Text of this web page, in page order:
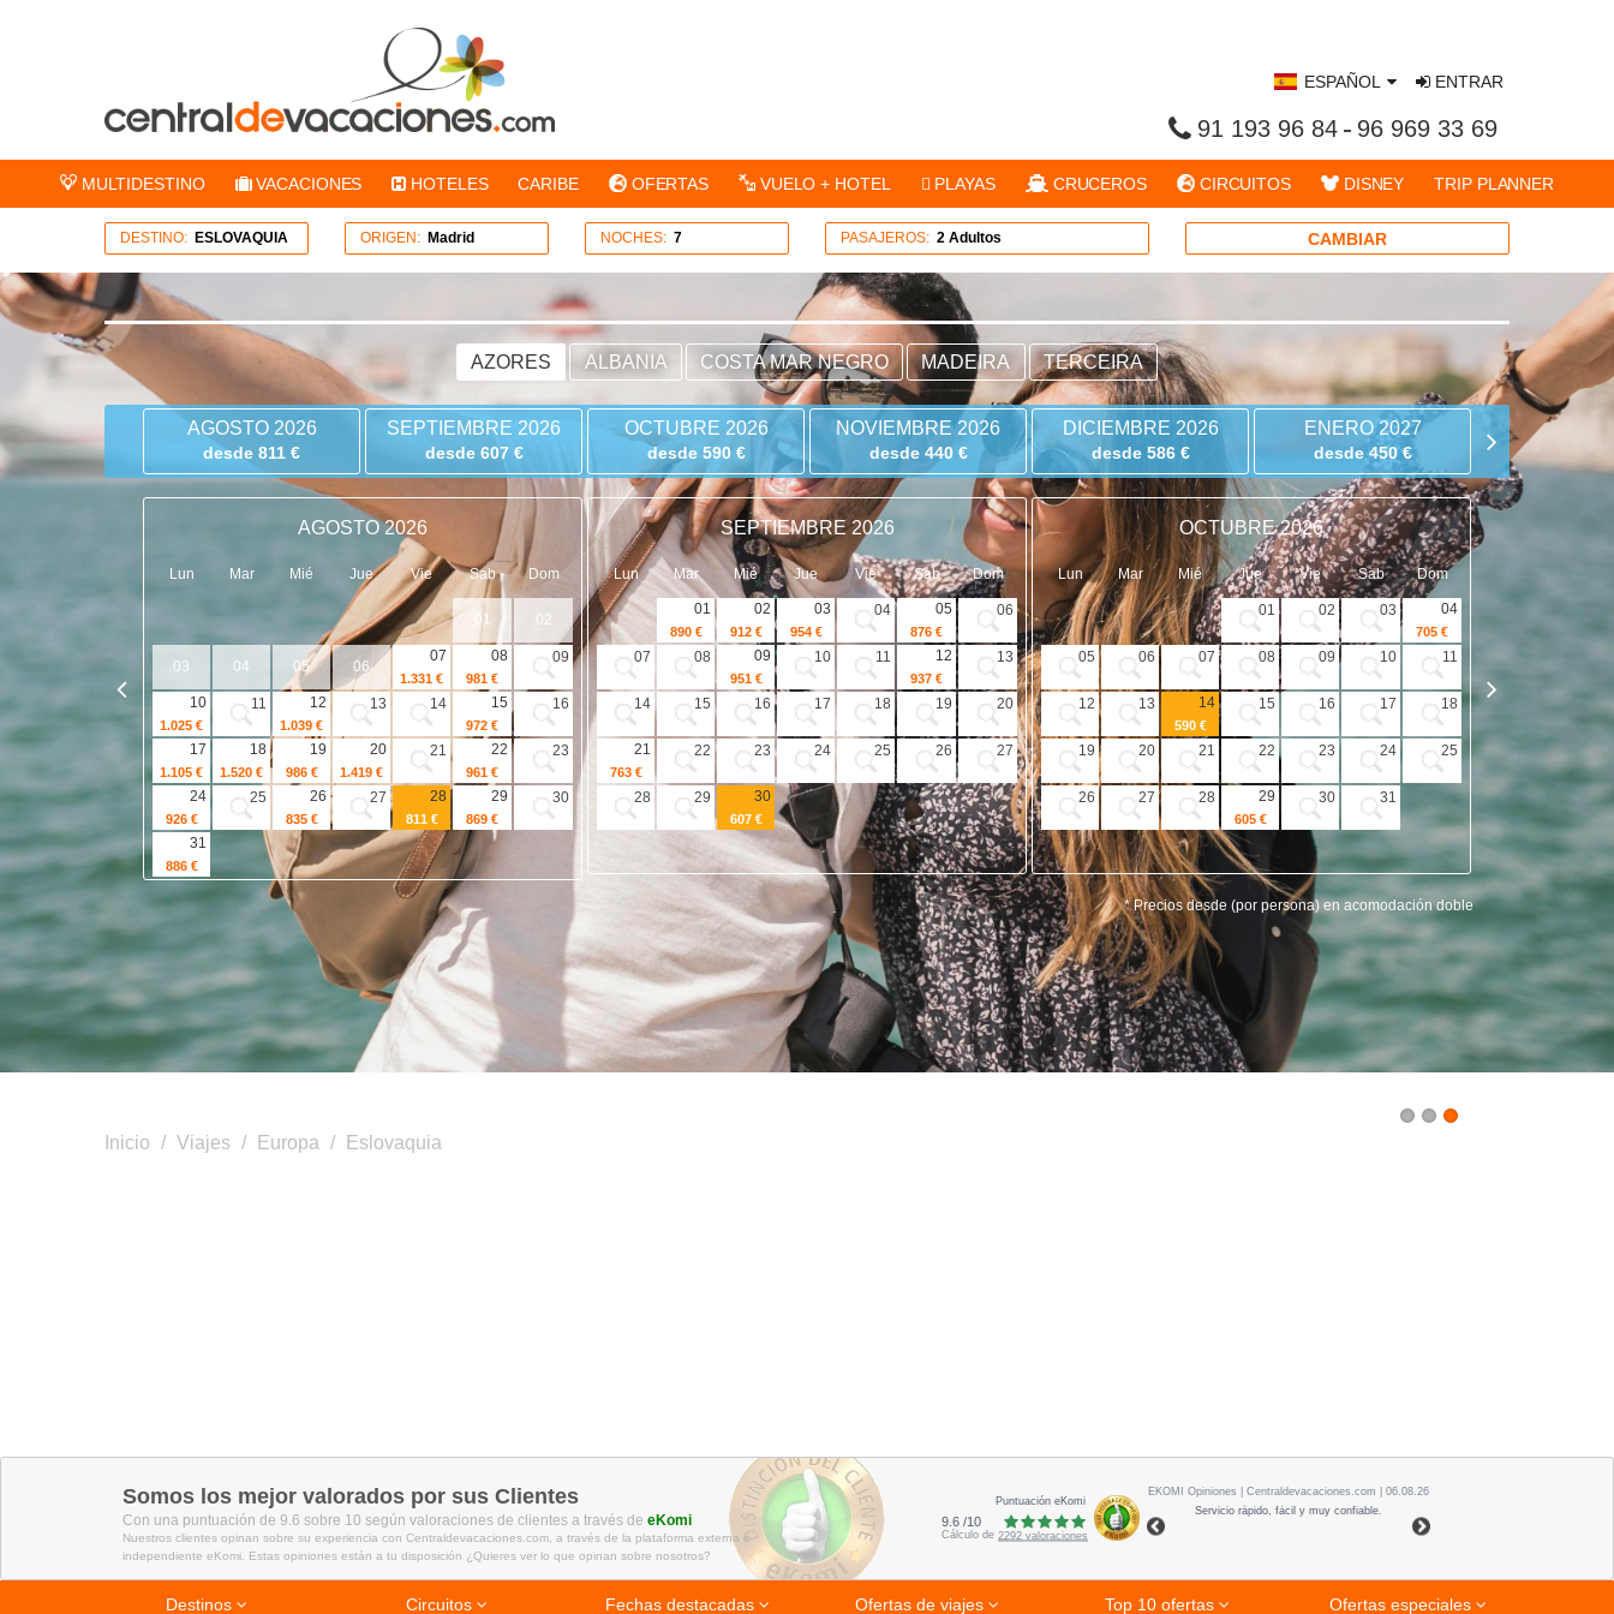
ESPAÑOL
91 193 96 84 96 969 33 69
ENTRAR
MULTIDESTINO VACACIONES HOTELES CARIBE OFERTAS VUELO + HOTEL PLAYAS CRUCEROS CIRCUITOS DISNEY TRIP PLANNER
1 2 3
DESTINO: ESLOVAQUIA ORIGEN: Madrid NOCHES: 7 PASAJEROS: 2 Adultos CAMBIAR
AZORES ALBANIA COSTA MAR NEGRO MADEIRA TERCEIRA
AGOSTO 2026
desde 811 €
SEPTIEMBRE 2026
desde 607 €
OCTUBRE 2026
desde 590 €
NOVIEMBRE 2026
desde 440 €
DICIEMBRE 2026
desde 586 €
ENERO 2027
desde 450 €
AGOSTO 2026
Lun Mar Mié Jue Vie Sab Dom
01 02
03 04 05 06
07
1.331 €
08
981 €
09
10
1.025 €
11 12
1.039 €
13 14 15
972 €
16
17
1.105 €
18
1.520 €
19
986 €
20
1.419 €
21 22
961 €
23
24
926 €
25 26
835 €
27 28
811 €
29
869 €
30
31
886 €
SEPTIEMBRE 2026
Lun Mar Mié Jue Vie Sab Dom
01
890 €
02
912 €
03
954 €
04 05
876 €
06
07 08 09
951 €
10 11 12
937 €
13
14 15 16 17 18 19 20
21
763 €
22 23 24 25 26 27
28 29 30
607 €
OCTUBRE 2026
Lun Mar Mié Jue Vie Sab Dom
01 02 03 04
705 €
05 06 07 08 09 10 11
12 13 14
590 €
15 16 17 18
19 20 21 22 23 24 25
26 27 28 29
605 €
30 31
16 17
24
30
* Precios desde (por persona) en acomodación doble
Inicio / Viajes / Europa / Eslovaquia
Somos los mejor valorados por sus Clientes
Con una puntuación de 9.6 sobre 10 según valoraciones de clientes a través de eKomi
Nuestros clientes opinan sobre su experiencia con Centraldevacaciones.com, a través de la plataforma externa e
independiente eKomi. Estas opiniones están a tu disposición ¿Quieres ver lo que opinan sobre nosotros?
Puntuación eKomi
9.6/10
Cálculo de2292valoraciones
EKOMIOpiniones
| Centraldevacaciones.com | 06.08.26
Servicio rápido, fácil y muy confiable.
Destinos Circuitos Fechas destacadas Ofertas de viajes Top 10 ofertas Ofertas especiales